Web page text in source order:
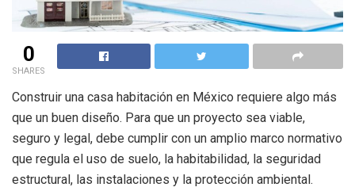
0
SHARES
Construir una casa habitación en México requiere algo más
que un buen diseño. Para que un proyecto sea viable,
seguro y legal, debe cumplir con un amplio marco normativo
que regula el uso de suelo, la habitabilidad, la seguridad
estructural, las instalaciones y la protección ambiental.